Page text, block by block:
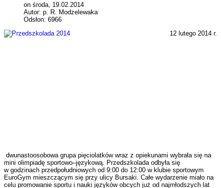
on środa, 19.02.2014
Autor: p. R. Modzelewaka
Odsłon: 6966
12 lutego 2014 r.
dwunastoosobowa grupa pięciolatków wraz z opiekunami wybrała się na
mini olimpiadę sportowo–językową. Przedszkolada odbyła się
w godzinach przedpołudniowych od 9:00 do 12:00 w klubie sportowym
EuroGym mieszczącym się przy ulicy Bursaki. Całe wydarzenie miało na
celu promowanie sportu i nauki języków obcych już od najmłodszych lat